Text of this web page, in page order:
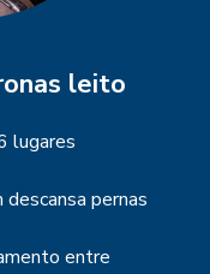
leito
lugares
pernas
entre